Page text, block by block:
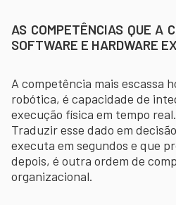
AS COMPETÊNCIAS QUE A
SOFTWARE E HARDWARE
A competência mais escassa
robótica, é capacidade de
execução física em tempo
Traduzir esse dado em
executa em segundos e que
depois, é outra ordem de
organizacional.